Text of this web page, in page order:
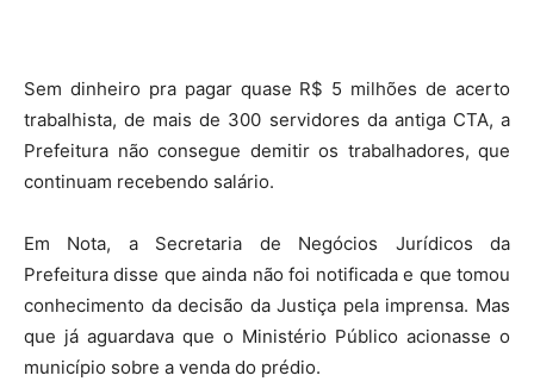
Sem dinheiro pra pagar quase R$ 5 milhões de acerto
trabalhista, de mais de 300 servidores da antiga CTA, a
Prefeitura não consegue demitir os trabalhadores, que
continuam recebendo salário.
Em Nota, a Secretaria de Negócios Jurídicos da
Prefeitura disse que ainda não foi notificada e que tomou
conhecimento da decisão da Justiça pela imprensa. Mas
que já aguardava que o Ministério Público acionasse o
município sobre a venda do prédio.